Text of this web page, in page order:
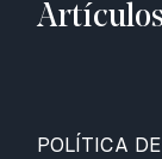
Artículos
POLÍTICA